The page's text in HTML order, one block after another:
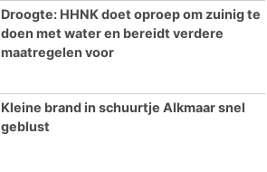
Droogte: HHNK doet oproep om zuinig te
doen met water en bereidt verdere
maatregelen voor
Kleine brand in schuurtje Alkmaar snel
geblust